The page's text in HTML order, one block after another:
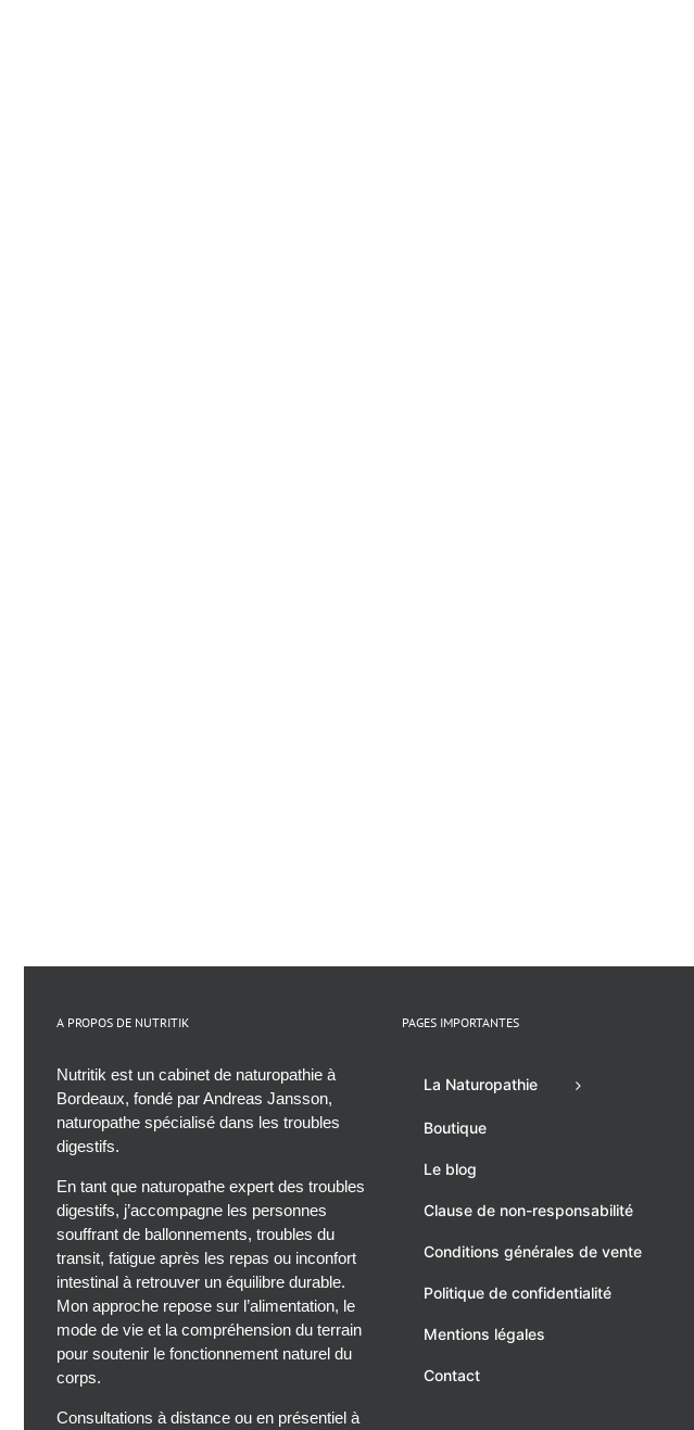
A PROPOS DE NUTRITIK
Nutritik est un cabinet de naturopathie à
Bordeaux, fondé par Andreas Jansson,
naturopathe spécialisé dans les troubles
digestifs.
En tant que naturopathe expert des troubles
digestifs, j’accompagne les personnes
souffrant de ballonnements, troubles du
transit, fatigue après les repas ou inconfort
intestinal à retrouver un équilibre durable.
Mon approche repose sur l’alimentation, le
mode de vie et la compréhension du terrain
pour soutenir le fonctionnement naturel du
corps.
Consultations à distance ou en présentiel à
PAGES IMPORTANTES
La Naturopathie
Boutique
Le blog
Clause de non-responsabilité
Conditions générales de vente
Politique de confidentialité
Mentions légales
Contact